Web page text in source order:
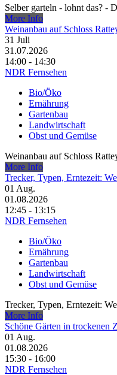
Selber garteln - lohnt das? -
More Info
Weinanbau auf Schloss
31 Juli
31.07.2026
14:00 - 14:30
NDR Fernsehen
Bio/Öko
Ernährung
Gartenbau
Landwirtschaft
Obst und Gemüse
Weinanbau auf Schloss
More Info
Trecker, Typen, Erntezeit:
01 Aug.
01.08.2026
12:45 - 13:15
NDR Fernsehen
Bio/Öko
Ernährung
Gartenbau
Landwirtschaft
Obst und Gemüse
Trecker, Typen, Erntezeit:
More Info
Schöne Gärten in trockenen
01 Aug.
01.08.2026
15:30 - 16:00
NDR Fernsehen